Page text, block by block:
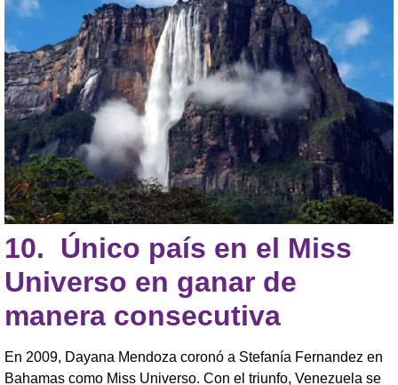
10.
Único país en el Miss
Universo en ganar de
manera consecutiva
En 2009, Dayana Mendoza coronó a Stefanía Fernandez en
Bahamas como Miss Universo. Con el triunfo, Venezuela se